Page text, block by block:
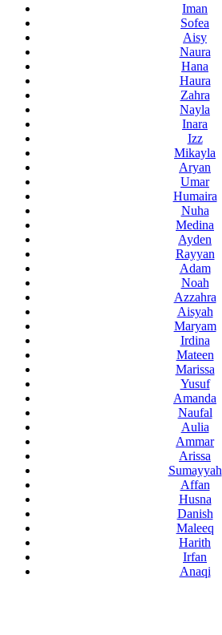
Iman
Sofea
Aisy
Naura
Hana
Haura
Zahra
Nayla
Inara
Izz
Mikayla
Aryan
Umar
Humaira
Nuha
Medina
Ayden
Rayyan
Adam
Noah
Azzahra
Aisyah
Maryam
Irdina
Mateen
Marissa
Yusuf
Amanda
Naufal
Aulia
Ammar
Arissa
Sumayyah
Affan
Husna
Danish
Maleeq
Harith
Irfan
Anaqi